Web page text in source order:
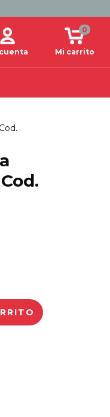
Mi carrito
0